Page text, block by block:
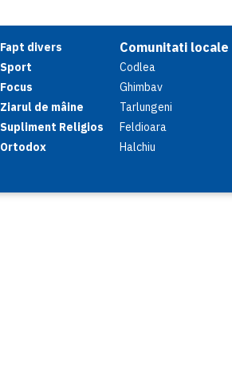
Fapt divers
Sport
Focus
Ziarul de mâine
Supliment Religios
Ortodox
Comunitati locale
Codlea
Ghimbav
Tarlungeni
Feldioara
Halchiu